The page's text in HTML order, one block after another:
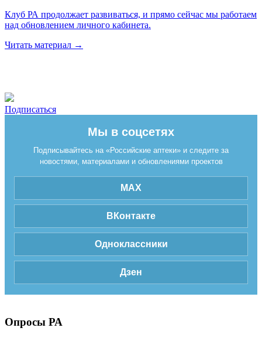
Клуб РА продолжает развиваться, и прямо сейчас мы работаем
над обновлением личного кабинета.
Читать материал →
Подписаться
Мы в соцсетях
Подписывайтесь на «Российские аптеки» и следите за
новостями, материалами и обновлениями проектов
MAX
ВКонтакте
Одноклассники
Дзен
Опросы РА